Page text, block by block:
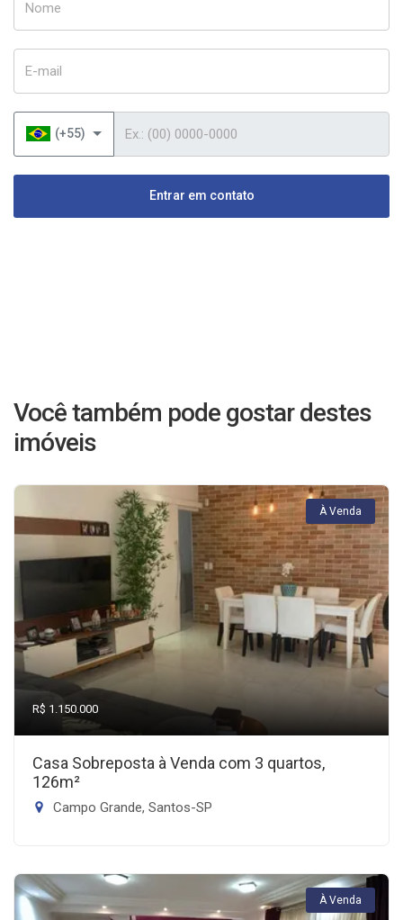
(+55)
Entrar em contato
Você também pode gostar destes
imóveis
À Venda
R$ 1.150.000
Casa Sobreposta à Venda com 3 quartos,
126m²
Campo Grande, Santos-SP
À Venda